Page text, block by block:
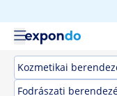
Kozmetikai
Fodrászati